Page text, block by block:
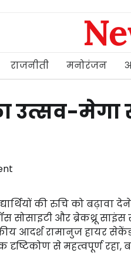
राजनीती मनोरंजन
उत्सव-मेगा
की रुचि को
सोसाइटी और ब्रेकथ्रू
आदर्श रामानुज हायर
से महत्वपूर्ण रहा,